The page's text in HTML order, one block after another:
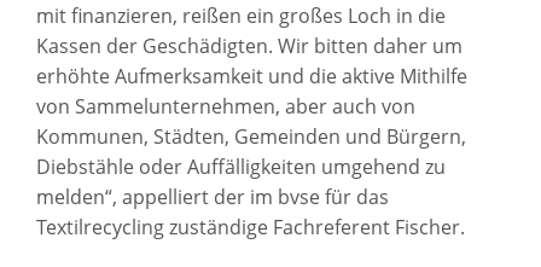
mit finanzieren, reißen ein großes Loch in die
Kassen der Geschädigten. Wir bitten daher um
erhöhte Aufmerksamkeit und die aktive Mithilfe
von Sammelunternehmen, aber auch von
Kommunen, Städten, Gemeinden und Bürgern,
Diebstähle oder Auffälligkeiten umgehend zu
melden“, appelliert der im bvse für das
Textilrecycling zuständige Fachreferent Fischer.